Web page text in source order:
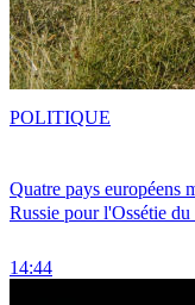
Quatre pays européens
Russie pour l'Ossétie du
14:44
POLITIQUE